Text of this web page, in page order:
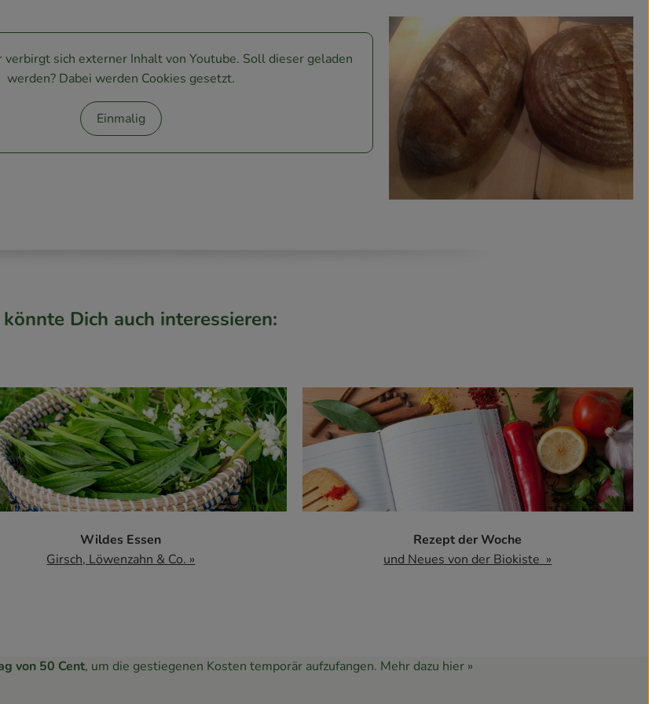
verbirgt sich externer Inhalt von Youtube. Soll dieser geladen
werden? Dabei werden Cookies gesetzt.
Einmalig
könnte Dich auch interessieren:
Wildes Essen
Girsch, Löwenzahn & Co. »
Rezept der Woche
und Neues von der Biokiste »
von 50 Cent, um die gestiegenen Kosten temporär aufzufangen. Mehr dazu hier »